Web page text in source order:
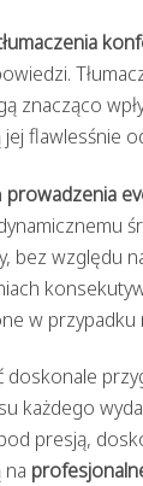
znacząco
flawlesśnie
prowadzenia
bez względu
w
doskonale
każdego
presją,
na